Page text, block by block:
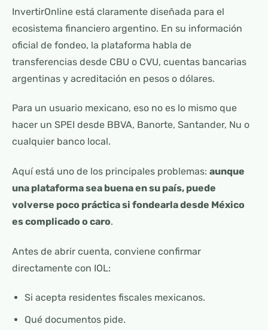
InvertirOnline está claramente diseñada para el
ecosistema financiero argentino. En su información
oficial de fondeo, la plataforma habla de
transferencias desde CBU o CVU, cuentas bancarias
argentinas y acreditación en pesos o dólares.
Para un usuario mexicano, eso no es lo mismo que
hacer un SPEI desde BBVA, Banorte, Santander, Nu o
cualquier banco local.
Aquí está uno de los principales problemas: aunque
una plataforma sea buena en su país, puede
volverse poco práctica si fondearla desde México
es complicado o caro.
Antes de abrir cuenta, conviene confirmar
directamente con IOL:
Si acepta residentes fiscales mexicanos.
Qué documentos pide.